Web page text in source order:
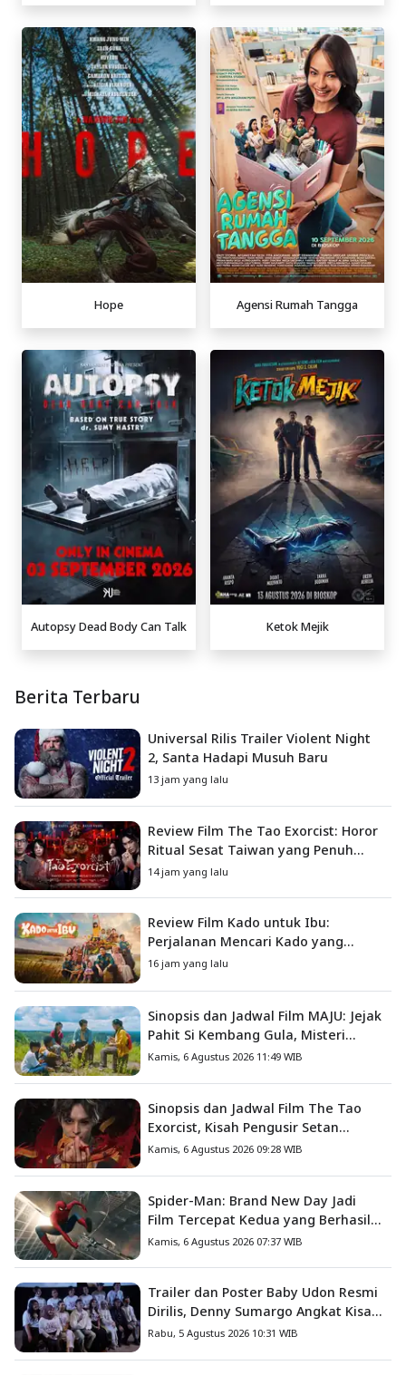
Hope Agensi Rumah Tangga
Autopsy Dead Body Can Talk Ketok Mejik
Berita Terbaru
Universal Rilis Trailer Violent Night
2, Santa Hadapi Musuh Baru
13 jam yang lalu
Review Film The Tao Exorcist: Horor
Ritual Sesat Taiwan yang Penuh
Misteri dan Teror Psikologis
14 jam yang lalu
Review Film Kado untuk Ibu:
Perjalanan Mencari Kado yang
Mengajarkan Arti Keluarga
16 jam yang lalu
Sinopsis dan Jadwal Film MAJU: Jejak
Pahit Si Kembang Gula, Misteri
Hilangnya Bagas di Lokasi Jambore
Kamis, 6 Agustus 2026 11:49 WIB
Sinopsis dan Jadwal Film The Tao
Exorcist, Kisah Pengusir Setan
Melawan Kutukan Mematikan
Kamis, 6 Agustus 2026 09:28 WIB
Spider-Man: Brand New Day Jadi
Film Tercepat Kedua yang Berhasil
Tembus US$1 Miliar
Kamis, 6 Agustus 2026 07:37 WIB
Trailer dan Poster Baby Udon Resmi
Dirilis, Denny Sumargo Angkat Kisah
Nyata Fanny Kondoh
Rabu, 5 Agustus 2026 10:31 WIB